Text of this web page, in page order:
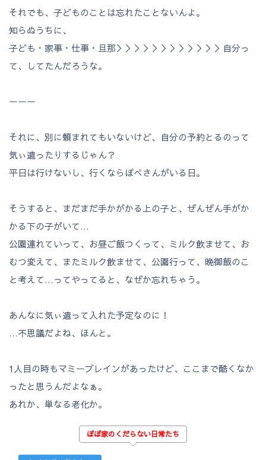
それでも、子どものことは忘れたことないんよ。
知らぬうちに、
子ども・家事・仕事・旦那＞＞＞＞＞＞＞＞＞＞＞＞自分っ
て、してたんだろうな。
ーーー
それに、別に頼まれてもいないけど、自分の予約とるのって
気ぃ遣ったりするじゃん？
平日は行けないし、行くならぽぺさんがいる日。
そうすると、まだまだ手かがかる上の子と、ぜんぜん手がか
かる下の子がいて…
公園連れていって、お昼ご飯つくって、ミルク飲ませて、お
むつ変えて、またミルク飲ませて、公園行って、晩御飯のこ
と考えて…ってやってると、なぜか忘れちゃう。
あんなに気ぃ遣って入れた予定なのに！
…不思議だよね、ほんと。
1人目の時もマミーブレインがあったけど、ここまで酷くなか
ったと思うんだよなぁ。
あれか、単なる老化か。
ぽぽ家のくだらない日常たち